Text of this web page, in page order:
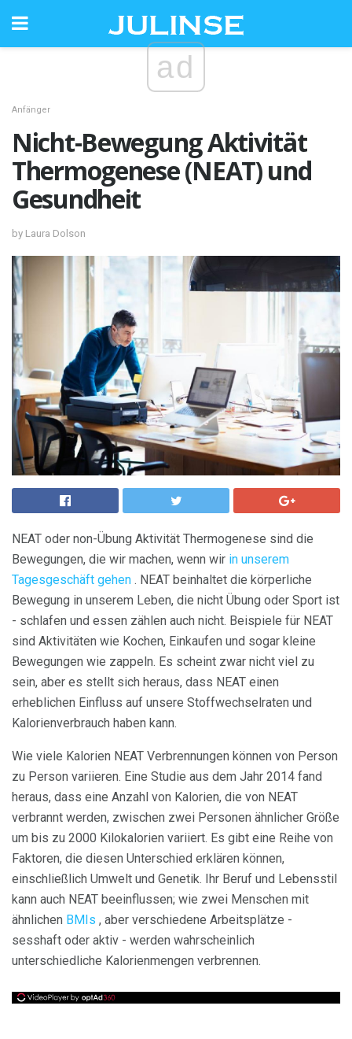
ad
Anfänger
Nicht-Bewegung Aktivität
Thermogenese (NEAT) und
Gesundheit
by Laura Dolson
NEAT oder non-Übung Aktivität Thermogenese sind die
Bewegungen, die wir machen, wenn wir in unserem
Tagesgeschäft gehen . NEAT beinhaltet die körperliche
Bewegung in unserem Leben, die nicht Übung oder Sport ist
- schlafen und essen zählen auch nicht. Beispiele für NEAT
sind Aktivitäten wie Kochen, Einkaufen und sogar kleine
Bewegungen wie zappeln. Es scheint zwar nicht viel zu
sein, aber es stellt sich heraus, dass NEAT einen
erheblichen Einfluss auf unsere Stoffwechselraten und
Kalorienverbrauch haben kann.
Wie viele Kalorien NEAT Verbrennungen können von Person
zu Person variieren. Eine Studie aus dem Jahr 2014 fand
heraus, dass eine Anzahl von Kalorien, die von NEAT
verbrannt werden, zwischen zwei Personen ähnlicher Größe
um bis zu 2000 Kilokalorien variiert. Es gibt eine Reihe von
Faktoren, die diesen Unterschied erklären können,
einschließlich Umwelt und Genetik. Ihr Beruf und Lebensstil
kann auch NEAT beeinflussen; wie zwei Menschen mit
ähnlichen BMIs , aber verschiedene Arbeitsplätze -
sesshaft oder aktiv - werden wahrscheinlich
unterschiedliche Kalorienmengen verbrennen.